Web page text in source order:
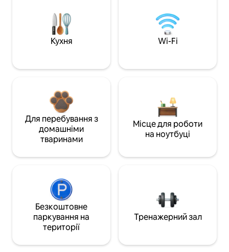
Кухня Wi-Fi
Для перебування з
домашніми
тваринами
Місце для роботи
на ноутбуці
Безкоштовне
паркування на
території
Тренажерний зал